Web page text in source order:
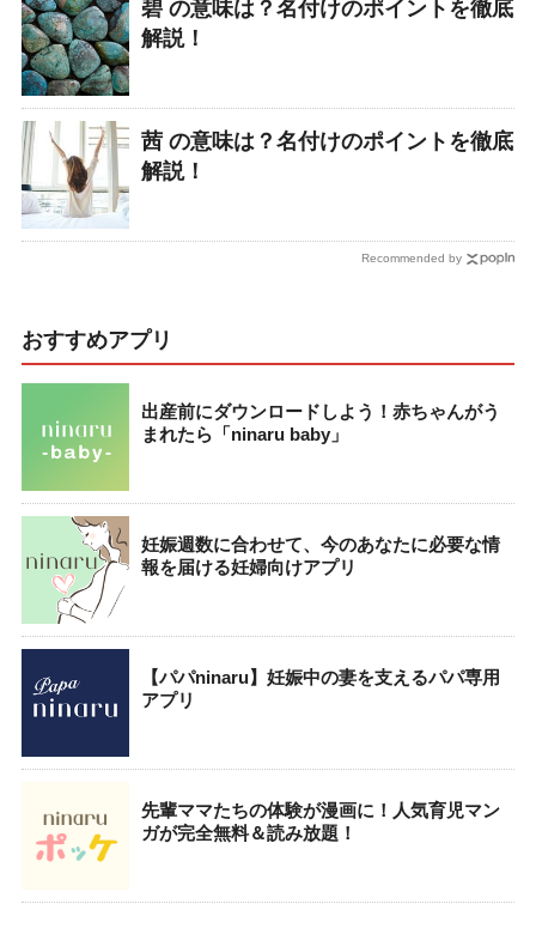
碧 の意味は？名付けのポイントを徹底
解説！
茜 の意味は？名付けのポイントを徹底
解説！
Recommended by
おすすめアプリ
出産前にダウンロードしよう！赤ちゃんがう
まれたら「ninaru baby」
妊娠週数に合わせて、今のあなたに必要な情
報を届ける妊婦向けアプリ
【パパninaru】妊娠中の妻を支えるパパ専用
アプリ
先輩ママたちの体験が漫画に！人気育児マン
ガが完全無料＆読み放題！